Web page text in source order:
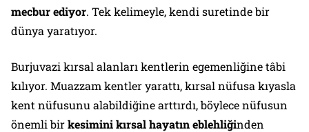
mecbur ediyor. Tek kelimeyle, kendi suretinde bir
dünya yaratıyor.
Burjuvazi kırsal alanları kentlerin egemenliğine tâbi
kılıyor. Muazzam kentler yarattı, kırsal nüfusa kıyasla
kent nüfusunu alabildiğine arttırdı, böylece nüfusun
önemli birkesimini kırsal hayatın eblehliğinden